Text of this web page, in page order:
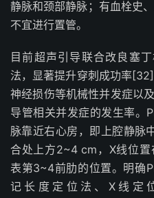
静脉和颈部静脉；有血栓史
不宜进行置管。
目前超声引导联合改良塞
法，显著提升穿刺成功率[32]
神经损伤等机械性并发症以
导管相关并发症的发生率。
脉靠近右心房，即上腔静脉
合处上方2~4 cm ， X线位置
表第3~4前肋的位置。明确
记长度定位法、 X线定